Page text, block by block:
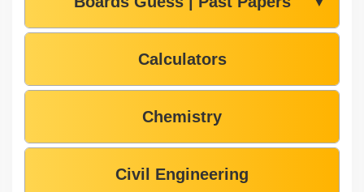
Calculators
Chemistry
Civil Engineering